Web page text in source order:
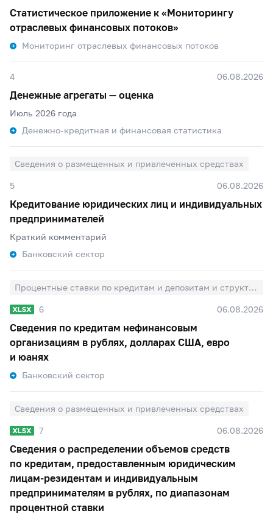
Статистическое приложение к «Мониторингу
отраслевых финансовых потоков»
Мониторинг отраслевых финансовых потоков
4 06.08.2026
Денежные агрегаты — оценка
Июль 2026 года
Денежно-кредитная и финансовая статистика
Сведения о размещенных и привлеченных средствах
5 06.08.2026
Кредитование юридических лиц и индивидуальных
предпринимателей
Краткий комментарий
Банковский сектор
Процентные ставки по кредитам и депозитам и структура кредитов и депозитов по срочности
6 06.08.2026
Сведения по кредитам нефинансовым
организациям в рублях, долларах США, евро
и юанях
Банковский сектор
Сведения о размещенных и привлеченных средствах
7 06.08.2026
Сведения о распределении объемов средств
по кредитам, предоставленным юридическим
лицам-резидентам и индивидуальным
предпринимателям в рублях, по диапазонам
процентной ставки